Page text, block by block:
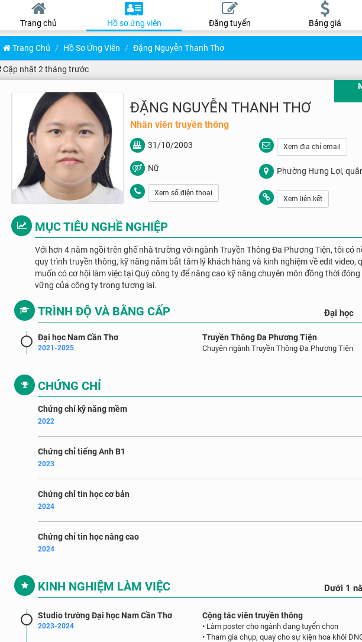
Trang chủ Hồ sơ ứng viên Đăng tuyển Bảng giá
Trang Chủ Hồ Sơ Ứng Viên Đặng Nguyễn Thanh Thơ
Cập nhật 2 tháng trước
ĐẶNG NGUYỄN THANH THƠ
Nhân viên truyền thông
31/10/2003
Nữ
Xem số điện thoại
Xem địa chỉ email
Phường Hưng Lợi,
Xem liên kết
MỤC TIÊU NGHỀ NGHIỆP
Với hơn 4 năm ngồi trên ghế nhà trường với ngành Truyền Thông Đa Phương Tiện, tôi có
quy trình truyền thông, kỹ năng nắm bắt tâm lý khách hàng và kinh nghiệm về edit video,
muốn có cơ hội làm việc tại Quý công ty để nâng cao kỹ năng chuyên môn đồng thời
vững của công ty trong tương lai.
TRÌNH ĐỘ VÀ BẰNG CẤP Đại học
Đại học Nam Cần Thơ
2021-2025
Truyền Thông Đa Phương Tiện
Chuyên ngành Truyền Thông Đa Phương Tiện
CHỨNG CHỈ
Chứng chỉ kỹ năng mềm
2022
Chứng chỉ tiếng Anh B1
2023
Chứng chỉ tin học cơ bản
2024
Chứng chỉ tin học nâng cao
2024
KINH NGHIỆM LÀM VIỆC Dưới 1
Studio trường Đại học Nam Cần Thơ
2023-2024
Cộng tác viên truyền thông
• Làm poster cho ngành đang tuyển chọn
• Tham gia chụp, quay cho sự kiện hoa khôi